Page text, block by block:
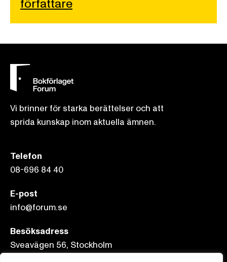
författare
Vi brinner för starka berättelser och att
sprida kunskap inom aktuella ämnen.
Telefon
08-696 84 40
E-post
info@forum.se
Besöksadress
Sveavägen 56, Stockholm